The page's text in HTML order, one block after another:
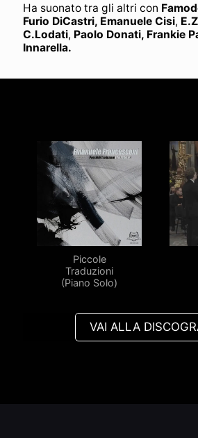
Ha suonato tra gli altri con
Furio DiCastri, Emanuele Cisi,
C.Lodati, Paolo Donati, Frankie
Innarella.
Piccole
Traduzioni
(Piano Solo)
VAI ALLA